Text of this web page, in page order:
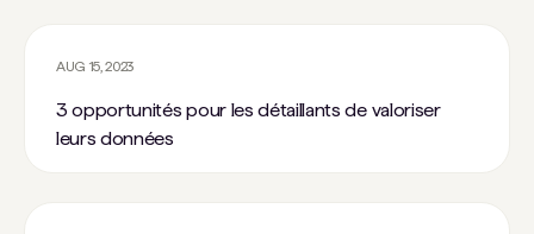
AUG 15, 2023
3 opportunités pour les détaillants de valoriser
leurs données